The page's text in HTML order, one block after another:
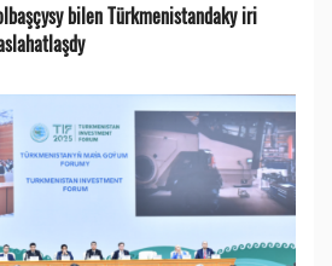
bilen Türkmenistandaky iri